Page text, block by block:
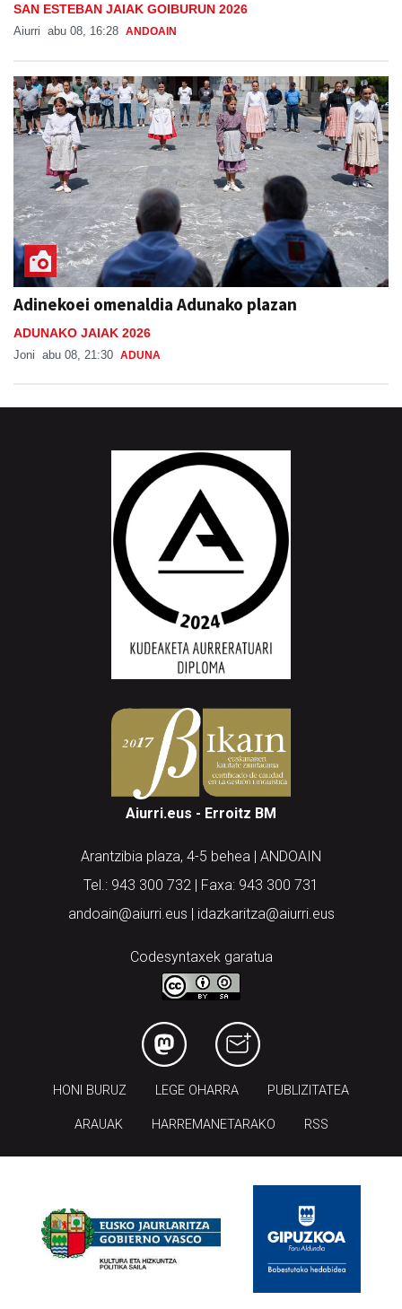
SAN ESTEBAN JAIAK GOIBURUN 2026
Aiurri abu 08, 16:28 ANDOAIN
Adinekoei omenaldia Adunako plazan
ADUNAKO JAIAK 2026
Joni abu 08, 21:30 ADUNA
Aiurri.eus - Erroitz BM
Arantzibia plaza, 4-5 behea | ANDOAIN
Tel.: 943 300 732 | Faxa: 943 300 731
andoain@aiurri.eus | idazkaritza@aiurri.eus
Codesyntaxek garatua
HONI BURUZ LEGE OHARRA PUBLIZITATEA
ARAUAK HARREMANETARAKO RSS